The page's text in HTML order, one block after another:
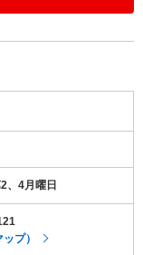
、4月曜日
プ）